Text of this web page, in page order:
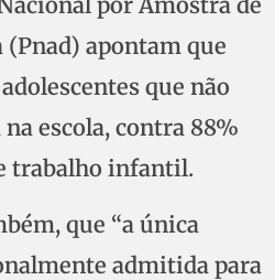
apontam que
que não
escola, contra 88%
trabalho infantil.
que “a única
admitida para